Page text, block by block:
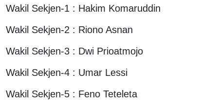
Wakil Sekjen-1 : Hakim Komaruddin
Wakil Sekjen-2 : Riono Asnan
Wakil Sekjen-3 : Dwi Prioatmojo
Wakil Sekjen-4 : Umar Lessi
Wakil Sekjen-5 : Feno Teteleta